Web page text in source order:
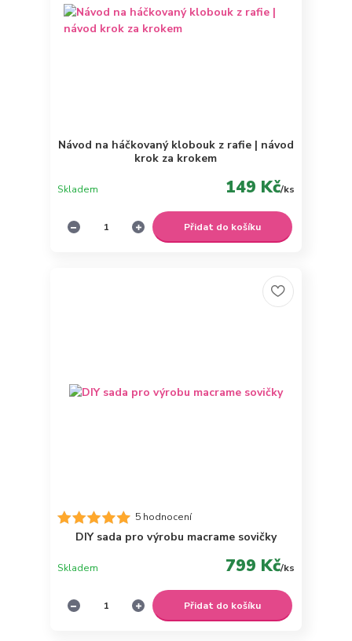
Návod na háčkovaný klobouk z rafie | návod
krok za krokem
149 Kč/ks
Skladem
Přidat do košíku
5 hodnocení
DIY sada pro výrobu macrame sovičky
799 Kč/ks
Skladem
Přidat do košíku